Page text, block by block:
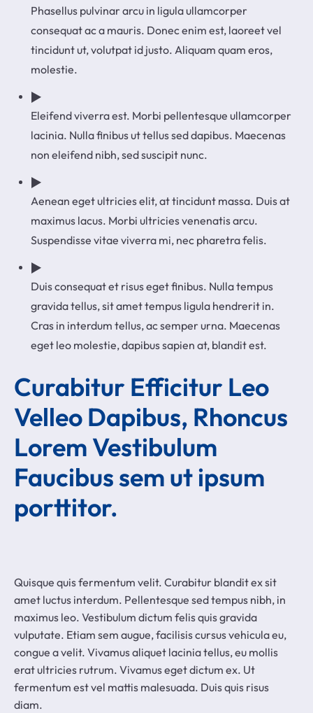
Phasellus pulvinar arcu in ligula ullamcorper
consequat ac a mauris. Donec enim est, laoreet vel
tincidunt ut, volutpat id justo. Aliquam quam eros,
molestie.
Eleifend viverra est. Morbi pellentesque ullamcorper
lacinia. Nulla finibus ut tellus sed dapibus. Maecenas
non eleifend nibh, sed suscipit nunc.
Aenean eget ultricies elit, at tincidunt massa. Duis at
maximus lacus. Morbi ultricies venenatis arcu.
Suspendisse vitae viverra mi, nec pharetra felis.
Duis consequat et risus eget finibus. Nulla tempus
gravida tellus, sit amet tempus ligula hendrerit in.
Cras in interdum tellus, ac semper urna. Maecenas
eget leo molestie, dapibus sapien at, blandit est.
Curabitur Efficitur Leo
Velleo Dapibus, Rhoncus
Lorem Vestibulum
Faucibus sem ut ipsum
porttitor.
Quisque quis fermentum velit. Curabitur blandit ex sit
amet luctus interdum. Pellentesque sed tempus nibh, in
maximus leo. Vestibulum dictum felis quis gravida
vulputate. Etiam sem augue, facilisis cursus vehicula eu,
congue a velit. Vivamus aliquet lacinia tellus, eu mollis
erat ultricies rutrum. Vivamus eget dictum ex. Ut
fermentum est vel mattis malesuada. Duis quis risus
diam.